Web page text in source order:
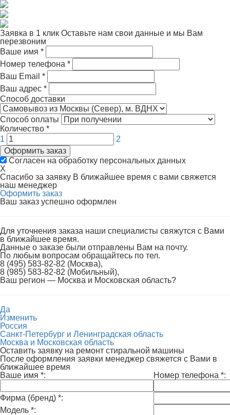
Заявка в 1 клик Оставьте нам свои данные и мы Вам
перезвоним
Ваше имя *
Номер телефона *
Ваш Email *
Ваш адрес *
Способ доставки
Способ оплаты
Количество *
1
2
Оформить заказ
Согласен на обработку персональных данных
X
Спасибо за заявку В ближайшее время с вами свяжется
наш менеджер
Оформить заказ
Ваш заказ успешно оформлен
Для уточнения заказа наши специалисты свяжутся с Вами
в ближайшее время.
Данные о заказе были отправлены Вам на почту.
По любым вопросам обращайтесь по тел.
8 (495) 583-82-82 (Москва),
8 (985) 583-82-82 (Мобильный),
Ваш регион — Москва и Московская область?
Да
Изменить
Россия
Санкт-Петербург и Ленинградская область
Москва и Московская область
Оставить заявку на ремонт стиральной машины
После оформления заявки менеджер свяжется с Вами в
ближайшее время
Ваше имя *: Номер телефона *:
Фирма (бренд) *:
Модель *: